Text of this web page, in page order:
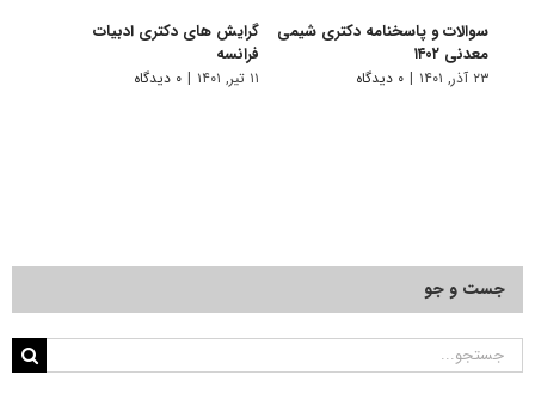
سوالات و پاسخنامه دکتری شیمی
معدنی ۱۴۰۲
۲۳ آذر, ۱۴۰۱ | ۰ دیدگاه
گرایش های دکتری ادبیات
فراﻧﺴﻪ
۱۱ تیر, ۱۴۰۱ | ۰ دیدگاه
جست و جو
جستجو